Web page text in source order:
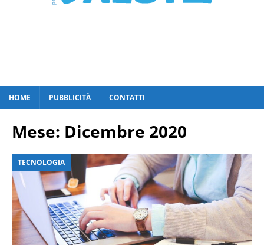
HOME PUBBLICITÀ CONTATTI
Mese: Dicembre 2020
TECNOLOGIA